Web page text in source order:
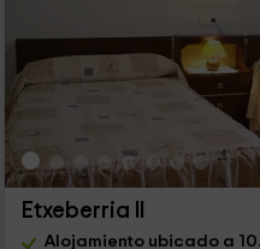
Etxeberria II
Alojamiento ubicado a